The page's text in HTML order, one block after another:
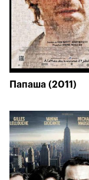
Папаша (2011)